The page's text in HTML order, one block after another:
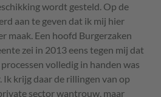
wordt gesteld. Op de
aan te geven dat ik mij hier
maak. Een hoofd Burgerzaken
zei in 2013 eens tegen mij dat
volledig in handen was
krijg daar de rillingen van op
sector wantrouw, maar